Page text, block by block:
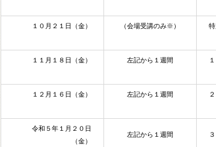
１０月２１日（金） （会場受講のみ※）
１１月１８日（金） 左記から１週間
１２月１６日（金） 左記から１週間
令和５年１月２０日
（金）
左記から１週間